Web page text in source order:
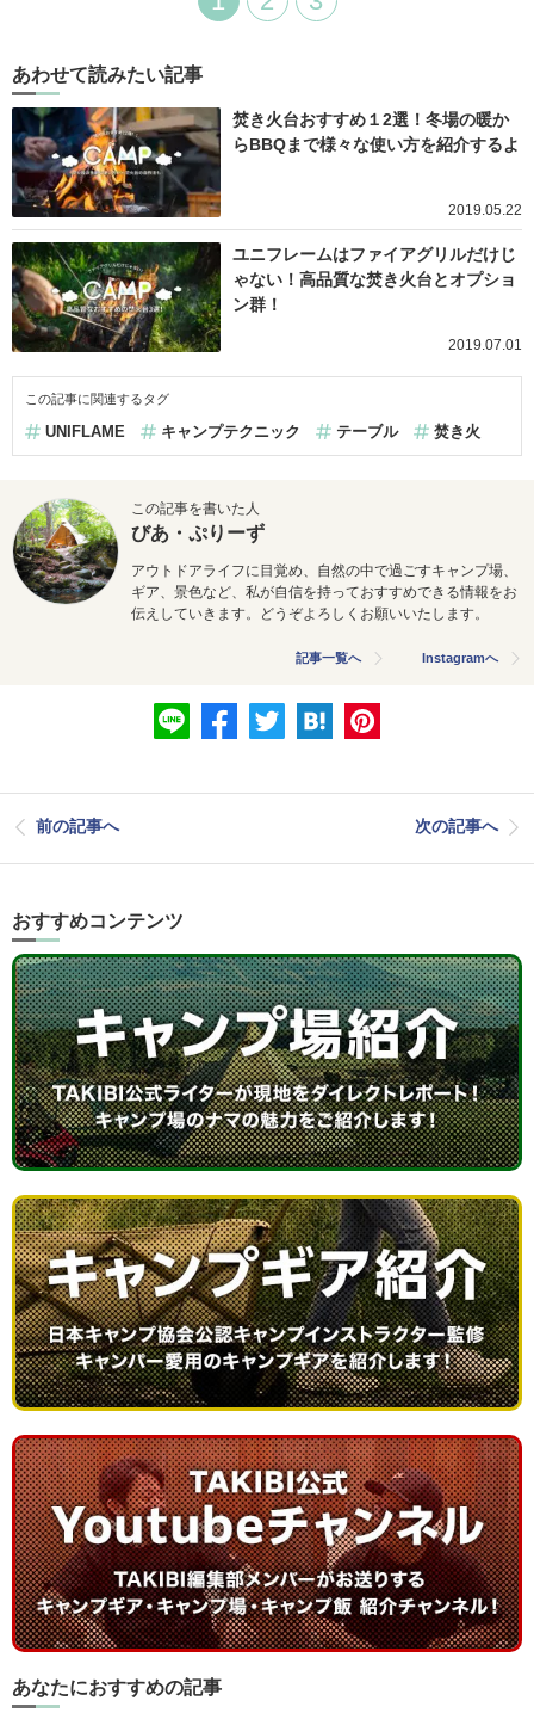
あわせて読みたい記事
焚き火台おすすめ１2選！冬場の暖か
らBBQまで様々な使い方を紹介するよ
2019.05.22
ユニフレームはファイアグリルだけじ
ゃない！高品質な焚き火台とオプショ
ン群！
2019.07.01
この記事に関連するタグ
UNIFLAME キャンプテクニック テーブル 焚き火
この記事を書いた人
びあ・ぷりーず
アウトドアライフに目覚め、自然の中で過ごすキャンプ場、
ギア、景色など、私が自信を持っておすすめできる情報をお
伝えしていきます。どうぞよろしくお願いいたします。
記事一覧へ Instagramへ
前の記事へ 次の記事へ
おすすめコンテンツ
あなたにおすすめの記事